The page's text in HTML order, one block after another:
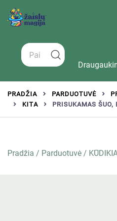
PRADŽIA PARDUOTUVĖ
KITA
PRISUKAMAS ŠUO,
Pradžia / Parduotuvė /